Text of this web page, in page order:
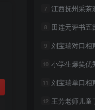
7 江西抚州采茶
8 田连元评书五
9 刘宝瑞对口相
10 小学生爆笑优
11 刘宝瑞单口相
12 王芳老师儿童